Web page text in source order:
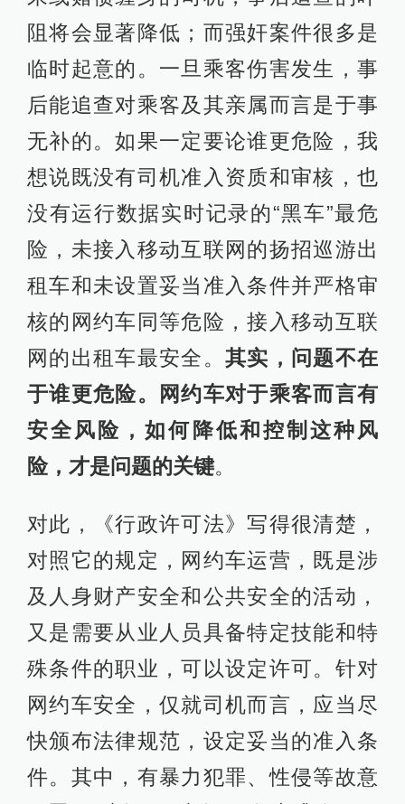
阻将会显著降低；而强奸案件很多是
临时起意的。一旦乘客伤害发生，事
后能追查对乘客及其亲属而言是于事
无补的。如果一定要论谁更危险，我
想说既没有司机准入资质和审核，也
没有运行数据实时记录的“黑车”最危
险，未接入移动互联网的扬招巡游出
租车和未设置妥当准入条件并严格审
核的网约车同等危险，接入移动互联
网的出租车最安全。其实，问题不在
于谁更危险。网约车对于乘客而言有
安全风险，如何降低和控制这种风
险，才是问题的关键。
对此，《行政许可法》写得很清楚，
对照它的规定，网约车运营，既是涉
及人身财产安全和公共安全的活动，
又是需要从业人员具备特定技能和特
殊条件的职业，可以设定许可。针对
网约车安全，仅就司机而言，应当尽
快颁布法律规范，设定妥当的准入条
件。其中，有暴力犯罪、性侵等故意